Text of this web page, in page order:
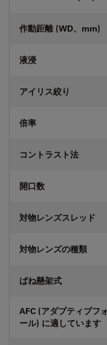
作動距離 (WD、mm)
液浸
アイリス絞り
倍率
コントラスト法
開口数
対物レンズスレッド
対物レンズの種類
ばね懸架式
AFC (アダプティブフ
ール) に適しています